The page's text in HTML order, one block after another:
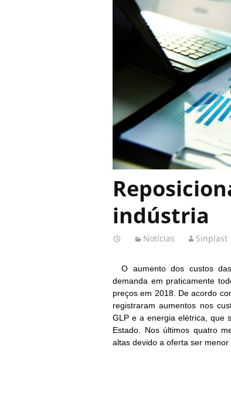
indústria
Notícias Sinplast
O aumento dos custos
demanda em praticamente
preços em 2018. De acordo
registraram aumentos nos
GLP e a energia elétrica, que
Estado. Nos últimos quatro
altas devido a oferta ser menor